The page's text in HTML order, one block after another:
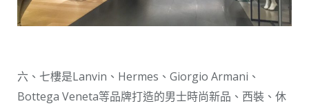
六、七樓是Lanvin、Hermes、Giorgio Armani、
Bottega Veneta等品牌打造的男士時尚新品、西裝、休